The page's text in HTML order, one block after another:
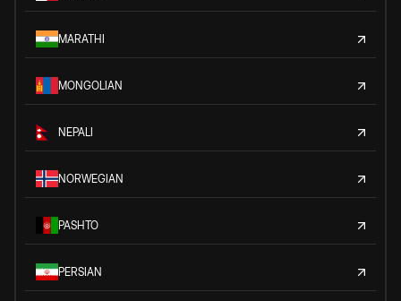
MARATHI
MONGOLIAN
NEPALI
NORWEGIAN
PASHTO
PERSIAN